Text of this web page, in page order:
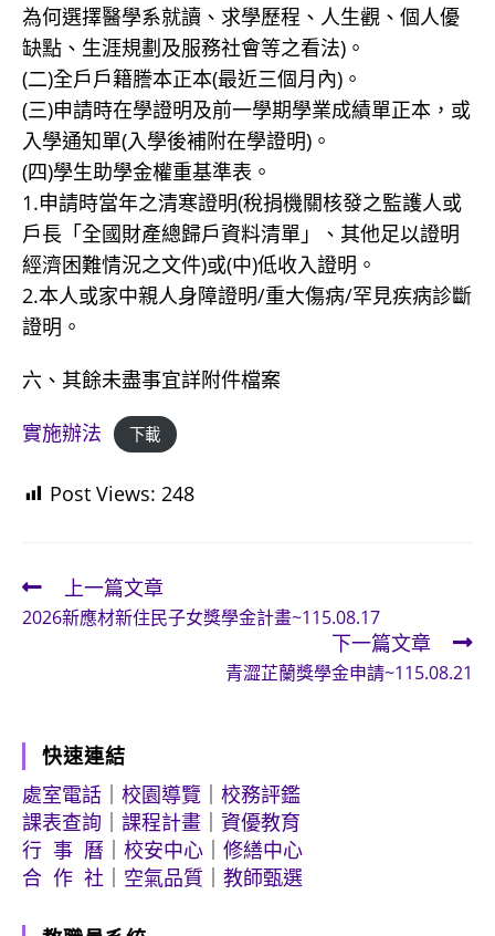
為何選擇醫學系就讀、求學歷程、人生觀、個人優
缺點、生涯規劃及服務社會等之看法)。
(二)全戶戶籍謄本正本(最近三個月內)。
(三)申請時在學證明及前一學期學業成績單正本，或
入學通知單(入學後補附在學證明)。
(四)學生助學金權重基準表。
1.申請時當年之清寒證明(稅捐機關核發之監護人或
戶長「全國財產總歸戶資料清單」、其他足以證明
經濟困難情況之文件)或(中)低收入證明。
2.本人或家中親人身障證明/重大傷病/罕見疾病診斷
證明。
六、其餘未盡事宜詳附件檔案
實施辦法
下載
Post Views: 248
Read
more
上一篇文章
2026新應材新住民子女獎學金計畫~115.08.17
下一篇文章
青澀芷蘭獎學金申請~115.08.21
快速連結
處室電話
校園導覽
校務評鑑
課表查詢
課程計畫
資優教育
行 事 曆
校安中心
修繕中心
合 作 社
空氣品質 教師甄選